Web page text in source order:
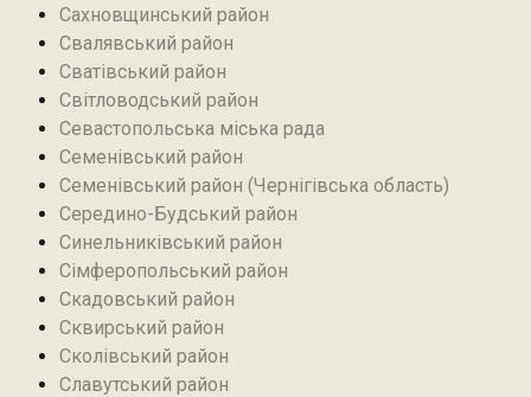
Сахновщинський район
Свалявський район
Сватівський район
Світловодський район
Севастопольська міська рада
Семенівський район
Семенівський район (Чернігівська область)
Середино-Будський район
Синельниківський район
Сімферопольський район
Скадовський район
Сквирський район
Сколівський район
Славутський район